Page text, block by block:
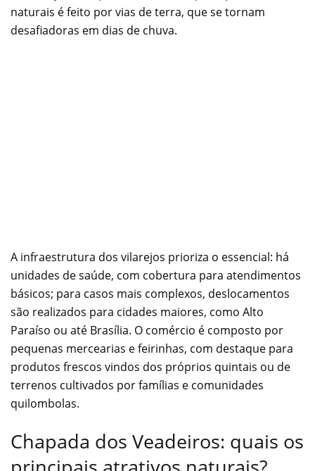
naturais é feito por vias de terra, que se tornam
desafiadoras em dias de chuva.
A infraestrutura dos vilarejos prioriza o essencial: há
unidades de saúde, com cobertura para atendimentos
básicos; para casos mais complexos, deslocamentos
são realizados para cidades maiores, como Alto
Paraíso ou até Brasília. O comércio é composto por
pequenas mercearias e feirinhas, com destaque para
produtos frescos vindos dos próprios quintais ou de
terrenos cultivados por famílias e comunidades
quilombolas.
Chapada dos Veadeiros: quais os